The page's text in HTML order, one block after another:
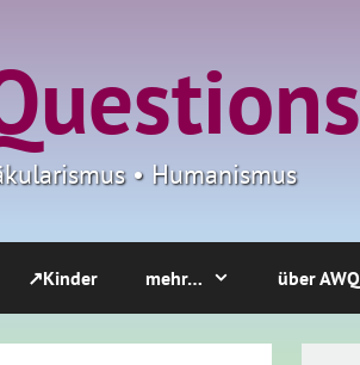
• Humanismus
↗Kinder mehr… über AWQ